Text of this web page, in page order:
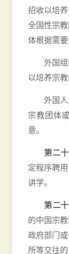
招收以培
全国性宗
体根据需要
外国
以培养宗
外国
宗教团体
意。
第二
定程序聘
讲学。
第二
的中国宗
政府部门
所等交往